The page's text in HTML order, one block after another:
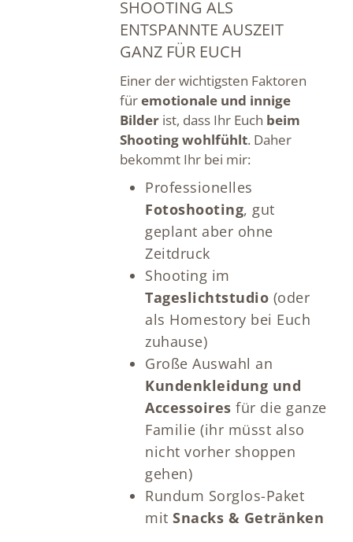
SHOOTING ALS
ENTSPANNTE AUSZEIT
GANZ FÜR EUCH
Einer der wichtigsten Faktoren
füremotionale und innige
Bilder ist, dass Ihr Euch beim
Shooting wohlfühlt. Daher
bekommt Ihr bei mir:
Professionelles
Fotoshooting, gut
geplant aber ohne
Zeitdruck
Shooting im
Tageslichtstudio (oder
als Homestory bei Euch
zuhause)
Große Auswahl an
Kundenkleidung und
Accessoires für die ganze
Familie (ihr müsst also
nicht vorher shoppen
gehen)
Rundum Sorglos-Paket
mit Snacks & Getränken